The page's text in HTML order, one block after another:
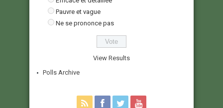
Pauvre et vague
Ne se prononce pas
View Results
Polls Archive